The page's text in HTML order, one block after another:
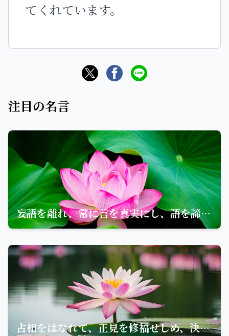
てくれています。
注目の名言
妄語を離れ、常に言を真実にし、語を諦かにして夢にだも妄語せざれ
占相をはなれて、正見を修福せしめ、決定して深く罪福の因縁を信ぜよ